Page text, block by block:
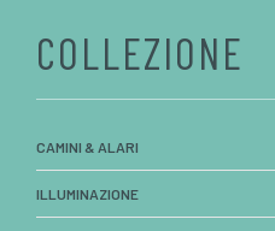
COLLEZIONE
CAMINI & ALARI
ILLUMINAZIONE